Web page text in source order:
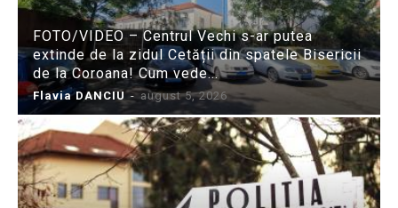
FOTO/VIDEO – Centrul Vechi s-ar putea
extinde de la zidul Cetății din spatele Bisericii
de la Coroana! Cum vede...
Flavia DANCIU - august 5, 2026